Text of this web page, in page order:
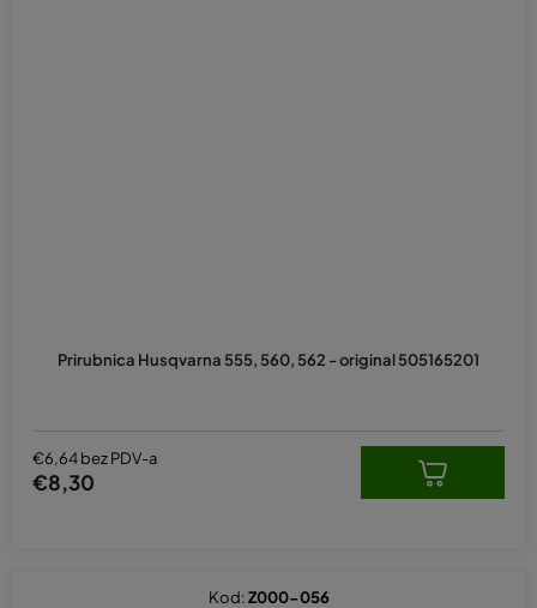
Prirubnica Husqvarna 555, 560, 562 - original 505165201
€6,64 bez PDV-a
€8,30
Kod:Z000-056